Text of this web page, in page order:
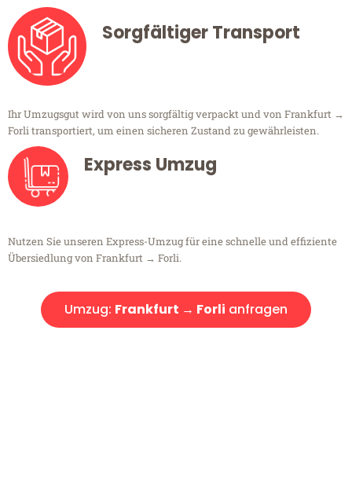
Sorgfältiger Transport
Ihr Umzugsgut wird von uns sorgfältig verpackt und von Frankfurt →
Forli transportiert, um einen sicheren Zustand zu gewährleisten.
Express Umzug
Nutzen Sie unseren Express-Umzug für eine schnelle und effiziente
Übersiedlung von Frankfurt → Forli.
Umzug: Frankfurt → Forli anfragen